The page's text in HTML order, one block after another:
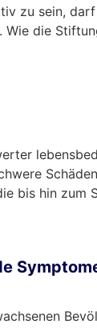
zu sein,
die
bis hin zum